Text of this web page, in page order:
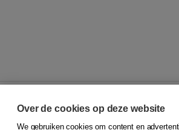
Over de cookies op deze website
We gebruiken cookies om content en